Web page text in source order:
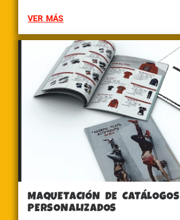
VER MÁS
MAQUETACIÓN DE CATÁLOGOS
PERSONALIZADOS